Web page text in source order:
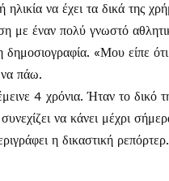
να έχει τα δικά της
με έναν πολύ γνωστό
«Μου είπε ότι
πάω.
4 χρόνια. Ήταν το δικό
να κάνει μέχρι
η δικαστική ρεπόρτερ.